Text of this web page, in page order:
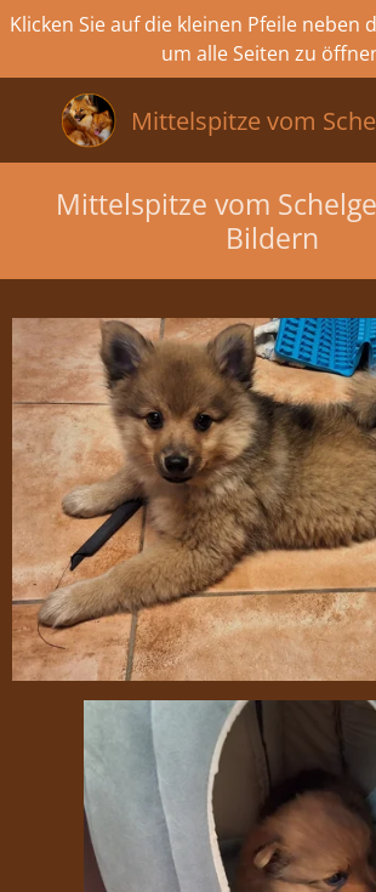
Zum
springen
Mittelspitze vom
Klicken Sie auf die kleinen Pfeile neben
um alle Seiten zu
Mittelspitze vom
Bildern